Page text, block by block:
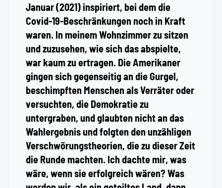
Januar (2021) inspiriert, bei dem die
Covid-19-Beschränkungen noch in Kraft
waren. In meinem Wohnzimmer zu sitzen
und zuzusehen, wie sich das abspielte,
war kaum zu ertragen. Die Amerikaner
gingen sich gegenseitig an die Gurgel,
beschimpften Menschen als Verräter oder
versuchten, die Demokratie zu
untergraben, und glaubten nicht an das
Wahlergebnis und folgten den unzähligen
Verschwörungstheorien, die zu dieser Zeit
die Runde machten. Ich dachte mir, was
wäre, wenn sie erfolgreich wären? Was